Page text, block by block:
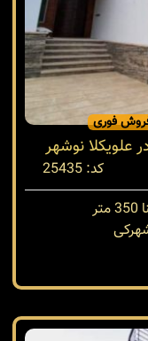
فوری
علویکلا نوشهر
کد: 25435